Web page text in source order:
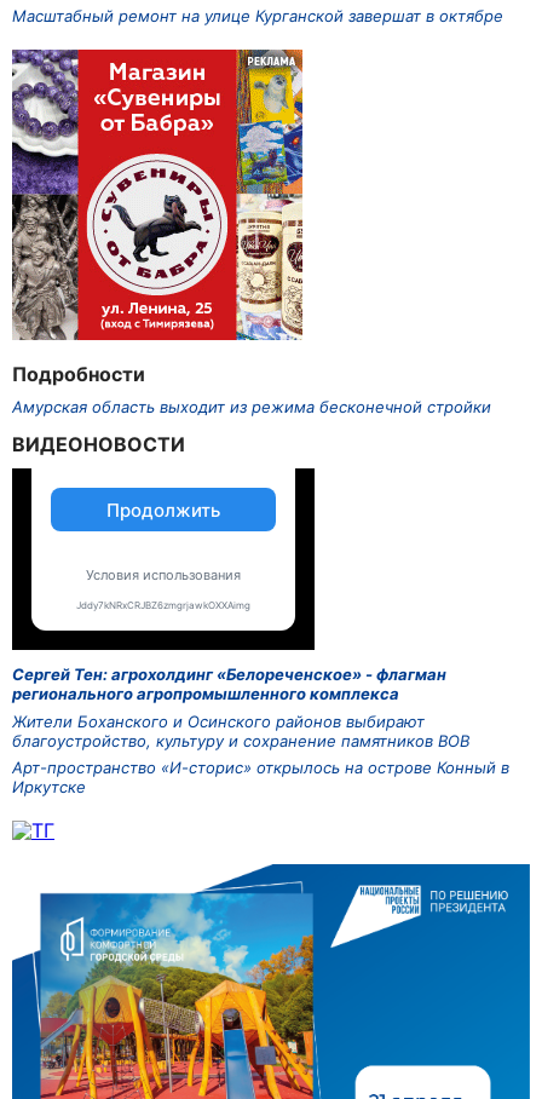
Масштабный ремонт на улице Курганской завершат в октябре
Подробности
Амурская область выходит из режима бесконечной стройки
ВИДЕОНОВОСТИ
Сергей Тен: агрохолдинг «Белореченское» - флагман
регионального агропромышленного комплекса
Жители Боханского и Осинского районов выбирают
благоустройство, культуру и сохранение памятников ВОВ
Арт-пространство «И-сторис» открылось на острове Конный в
Иркутске